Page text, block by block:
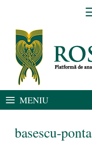
conținut
MENIU
basescu-ponta